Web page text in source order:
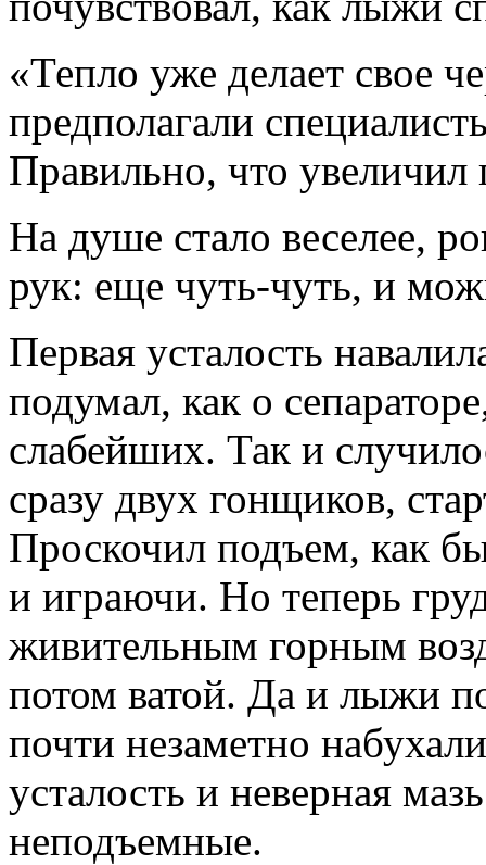
«Тепло уже делает свое
предполагали
Правильно, что увеличил
На душе стало веселее,
рук: еще чуть-чуть, и
Первая усталость
подумал, как о
слабейших. Так и
сразу двух гонщиков,
Проскочил подъем, как
и играючи. Но теперь
живительным горным
потом ватой. Да и лыжи
почти незаметно
усталость и неверная
неподъемные.